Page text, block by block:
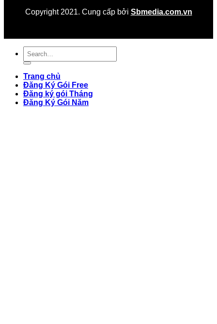
Copyright 2021. Cung cấp bởi Sbmedia.com.vn
Trang chủ
Đăng Ký Gói Free
Đăng ký gói Tháng
Đăng Ký Gói Năm